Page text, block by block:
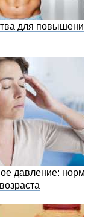
для повышения
давление: норма в